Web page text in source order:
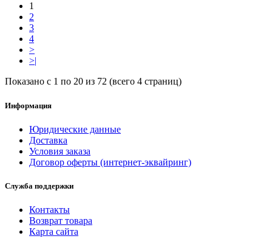
1
2
3
4
>
>|
Показано с 1 по 20 из 72 (всего 4 страниц)
Информация
Юридические данные
Доставка
Условия заказа
Договор оферты (интернет-эквайринг)
Служба поддержки
Контакты
Возврат товара
Карта сайта